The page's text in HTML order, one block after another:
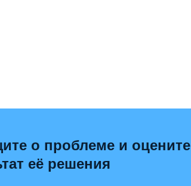
о проблеме и оцените
её решения